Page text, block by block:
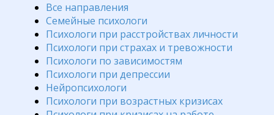
Все направления
Семейные психологи
Психологи при расстройствах личности
Психологи при страхах и тревожности
Психологи по зависимостям
Психологи при депрессии
Нейропсихологи
Психологи при возрастных кризисах